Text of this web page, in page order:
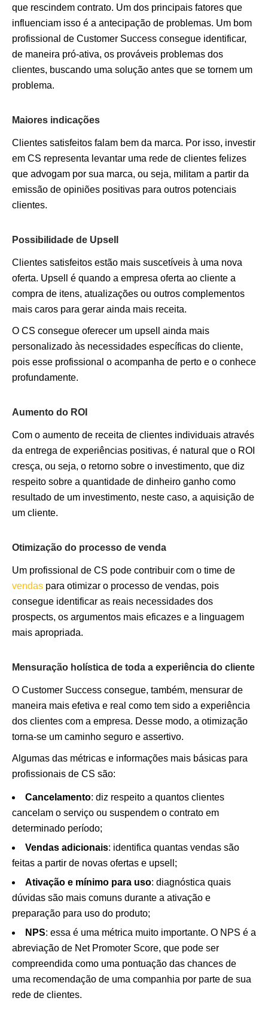
que rescindem contrato. Um dos principais fatores que
influenciam isso é a antecipação de problemas. Um bom
profissional de Customer Success consegue identificar,
de maneira pró-ativa, os prováveis problemas dos
clientes, buscando uma solução antes que se tornem um
problema.
Maiores indicações
Clientes satisfeitos falam bem da marca. Por isso, investir
em CS representa levantar uma rede de clientes felizes
que advogam por sua marca, ou seja, militam a partir da
emissão de opiniões positivas para outros potenciais
clientes.
Possibilidade de Upsell
Clientes satisfeitos estão mais suscetíveis à uma nova
oferta. Upsell é quando a empresa oferta ao cliente a
compra de itens, atualizações ou outros complementos
mais caros para gerar ainda mais receita.
O CS consegue oferecer um upsell ainda mais
personalizado às necessidades específicas do cliente,
pois esse profissional o acompanha de perto e o conhece
profundamente.
Aumento do ROI
Com o aumento de receita de clientes individuais através
da entrega de experiências positivas, é natural que o ROI
cresça, ou seja, o retorno sobre o investimento, que diz
respeito sobre a quantidade de dinheiro ganho como
resultado de um investimento, neste caso, a aquisição de
um cliente.
Otimização do processo de venda
Um profissional de CS pode contribuir com o time de
vendas para otimizar o processo de vendas, pois
consegue identificar as reais necessidades dos
prospects, os argumentos mais eficazes e a linguagem
mais apropriada.
Mensuração holística de toda a experiência do cliente
O Customer Success consegue, também, mensurar de
maneira mais efetiva e real como tem sido a experiência
dos clientes com a empresa. Desse modo, a otimização
torna-se um caminho seguro e assertivo.
Algumas das métricas e informações mais básicas para
profissionais de CS são:
Cancelamento: diz respeito a quantos clientes
cancelam o serviço ou suspendem o contrato em
determinado período;
Vendas adicionais: identifica quantas vendas são
feitas a partir de novas ofertas e upsell;
Ativação e mínimo para uso: diagnóstica quais
dúvidas são mais comuns durante a ativação e
preparação para uso do produto;
NPS: essa é uma métrica muito importante. O NPS é a
abreviação de Net Promoter Score, que pode ser
compreendida como uma pontuação das chances de
uma recomendação de uma companhia por parte de sua
rede de clientes.